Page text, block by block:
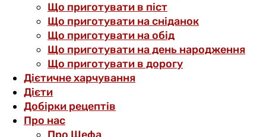
Що приготувати в піст
Що приготувати на сніданок
Що приготувати на обід
Що приготувати на день народження
Що приготувати в дорогу
Дієтичне харчування
Дієти
Добірки рецептів
Про нас